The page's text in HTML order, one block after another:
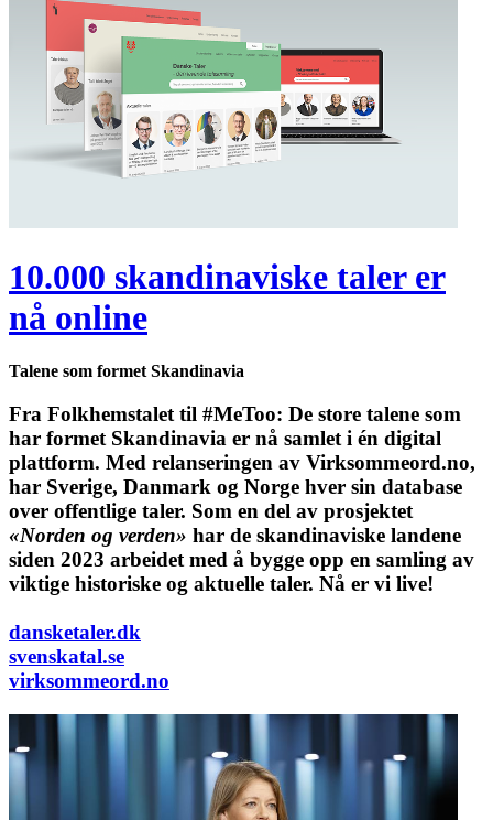
10.000 skandinaviske taler er
nå online
Talene som formet Skandinavia
Fra Folkhemstalet til #MeToo: De store talene som
har formet Skandinavia er nå samlet i én digital
plattform. Med relanseringen av Virksommeord.no,
har Sverige, Danmark og Norge hver sin database
over offentlige taler. Som en del av prosjektet
«Norden og verden» har de skandinaviske landene
siden 2023 arbeidet med å bygge opp en samling av
viktige historiske og aktuelle taler. Nå er vi live!
dansketaler.dk
svenskatal.se
virksommeord.no